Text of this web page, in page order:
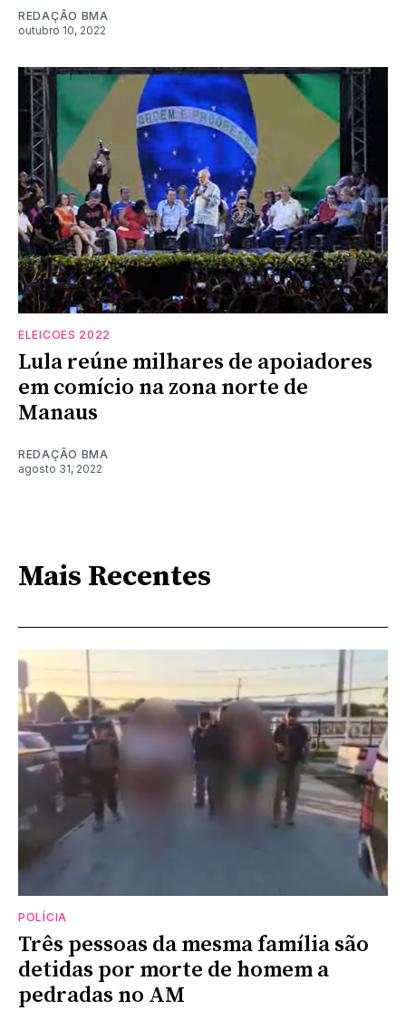
REDAÇÃO BMA
outubro 10, 2022
ELEICOES 2022
Lula reúne milhares de apoiadores
em comício na zona norte de
Manaus
REDAÇÃO BMA
agosto 31, 2022
Mais Recentes
POLÍCIA
Três pessoas da mesma família são
detidas por morte de homem a
pedradas no AM